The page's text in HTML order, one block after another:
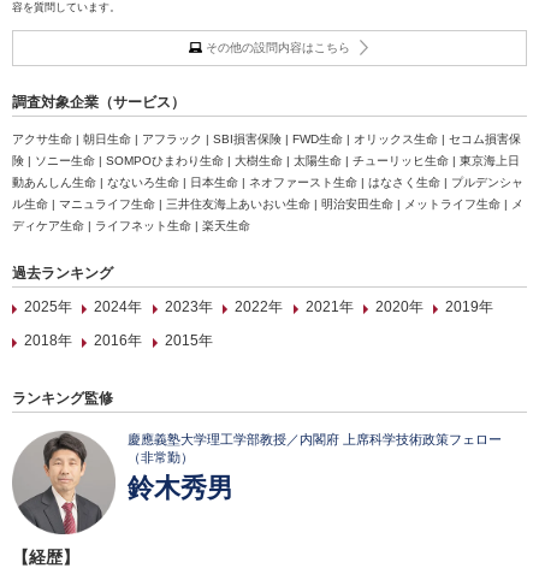
容を質問しています。
その他の設問内容はこちら
調査対象企業（サービス）
アクサ生命 | 朝日生命 | アフラック | SBI損害保険 | FWD生命 | オリックス生命 | セコム損害保
険 | ソニー生命 | SOMPOひまわり生命 | 大樹生命 | 太陽生命 | チューリッヒ生命 | 東京海上日
動あんしん生命 | なないろ生命 | 日本生命 | ネオファースト生命 | はなさく生命 | プルデンシャ
ル生命 | マニュライフ生命 | 三井住友海上あいおい生命 | 明治安田生命 | メットライフ生命 | メ
ディケア生命 | ライフネット生命 | 楽天生命
過去ランキング
2025年
2024年 2023年 2022年 2021年 2020年
2019年
2018年
2016年 2015年
ランキング監修
慶應義塾大学理工学部教授／内閣府 上席科学技術政策フェロー
（非常勤）
鈴木秀男
【経歴】